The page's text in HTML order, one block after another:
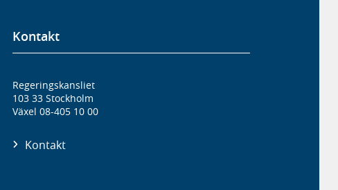
Kontakt
Regeringskansliet
103 33 Stockholm
Växel 08-405 10 00
Kontakt